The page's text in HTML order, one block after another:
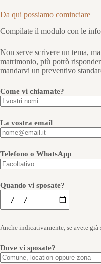
Da qui possiamo cominciare
Compilate il modulo con le
Non serve scrivere un tema,
matrimonio, più potrò
mandarvi un preventivo
Come vi chiamate?
La vostra email
Telefono o WhatsApp
Quando vi sposate?
Anche indicativamente, se avete già
Dove vi sposate?